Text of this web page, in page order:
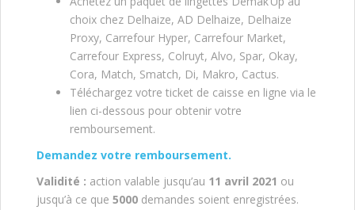
choix chez Delhaize, AD Delhaize, Delhaize
Proxy, Carrefour Hyper, Carrefour Market,
Carrefour Express, Colruyt, Alvo, Spar, Okay,
Cora, Match, Smatch, Di, Makro, Cactus.
Téléchargez votre ticket de caisse en ligne via le
lien ci-dessous pour obtenir votre
remboursement.
Demandez votre remboursement.
Validité : action valable jusqu’au 11 avril 2021 ou
jusqu’à ce que 5000 demandes soient enregistrées.